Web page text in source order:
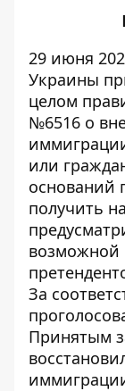
29 июня
Украины
целом
№6516 о
или
оснований
получить
возможной
За
Принятым